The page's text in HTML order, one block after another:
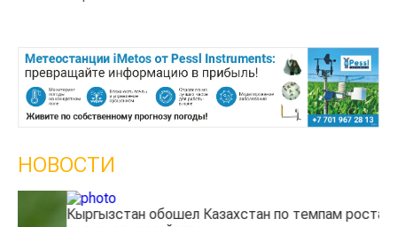
НОВОСТИ
Кыргызстан обошел Казахстан по темпам роста